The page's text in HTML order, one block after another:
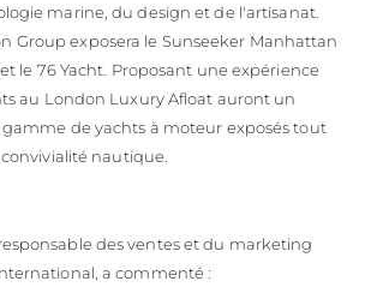
marine, du design et de l'artisanat.
Group exposera le Sunseeker Manhattan
le 76 Yacht. Proposant une expérience
au London Luxury Afloat auront un
gamme de yachts à moteur exposés tout
de la convivialité nautique.
des ventes et du marketing
International, a commenté :